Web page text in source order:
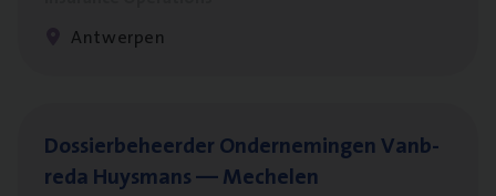
Antwerpen
Dos­sier­be­heer­der Onder­ne­min­gen Van­b­
re­da Huys­mans — Mechelen